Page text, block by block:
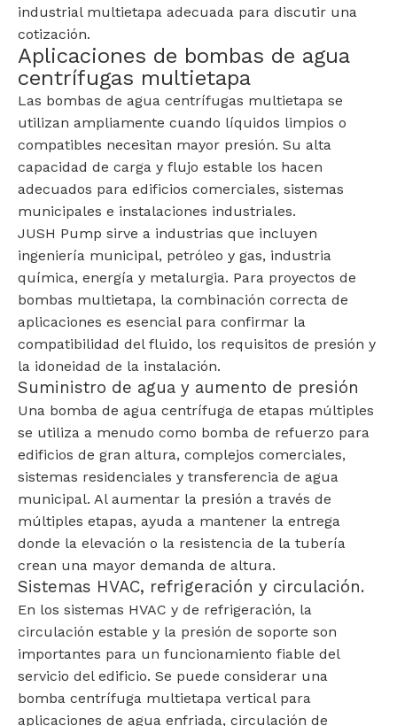
industrial multietapa adecuada para discutir una
cotización.
Aplicaciones de bombas de agua
centrífugas multietapa
Las bombas de agua centrífugas multietapa se
utilizan ampliamente cuando líquidos limpios o
compatibles necesitan mayor presión. Su alta
capacidad de carga y flujo estable los hacen
adecuados para edificios comerciales, sistemas
municipales e instalaciones industriales.
JUSH Pump sirve a industrias que incluyen
ingeniería municipal, petróleo y gas, industria
química, energía y metalurgia. Para proyectos de
bombas multietapa, la combinación correcta de
aplicaciones es esencial para confirmar la
compatibilidad del fluido, los requisitos de presión y
la idoneidad de la instalación.
Suministro de agua y aumento de presión
Una bomba de agua centrífuga de etapas múltiples
se utiliza a menudo como bomba de refuerzo para
edificios de gran altura, complejos comerciales,
sistemas residenciales y transferencia de agua
municipal. Al aumentar la presión a través de
múltiples etapas, ayuda a mantener la entrega
donde la elevación o la resistencia de la tubería
crean una mayor demanda de altura.
Sistemas HVAC, refrigeración y circulación.
En los sistemas HVAC y de refrigeración, la
circulación estable y la presión de soporte son
importantes para un funcionamiento fiable del
servicio del edificio. Se puede considerar una
bomba centrífuga multietapa vertical para
aplicaciones de agua enfriada, circulación de